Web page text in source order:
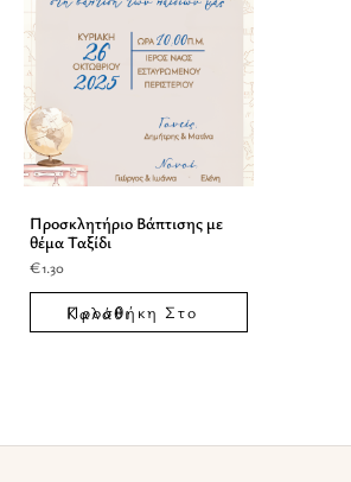
Προσκλητήριο Βάπτισης με
θέμα Ταξίδι
€1.30
Προσθήκη Στο Καλάθι